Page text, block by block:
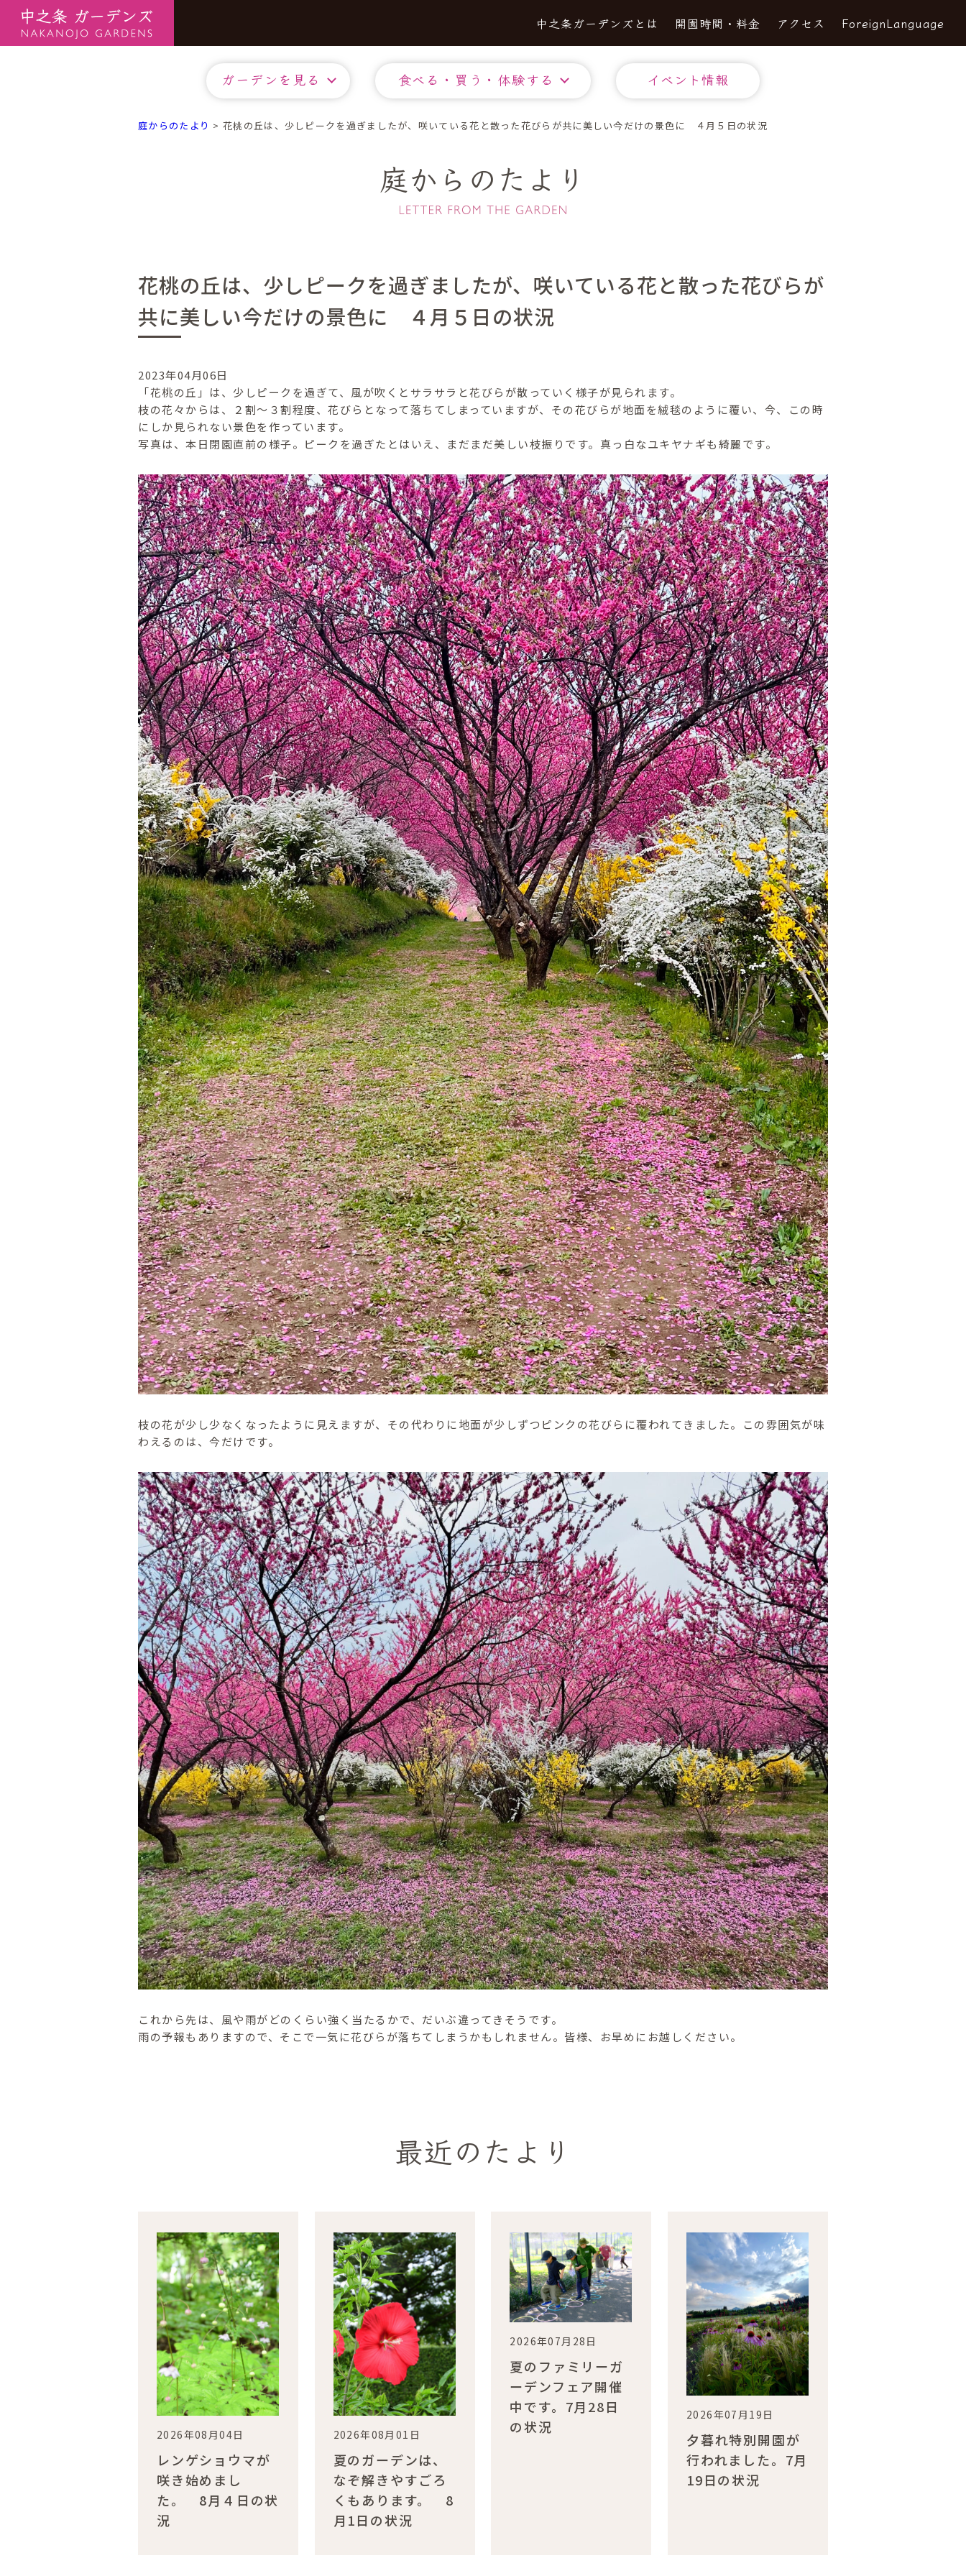
中之条ガーデンズとは 開園時間・料金 アクセス ForeignLanguage
ガーデンを見る 食べる・買う・体験する イベント情報
庭からのたより >花桃の丘は、少しピークを過ぎましたが、咲いている花と散った花びらが共に美しい今だけの景色に ４月５日の状況
庭からのたより
花桃の丘は、少しピークを過ぎましたが、咲いている花と散った花びらが
共に美しい今だけの景色に ４月５日の状況
2023年04月06日
「花桃の丘」は、少しピークを過ぎて、風が吹くとサラサラと花びらが散っていく様子が見られます。
枝の花々からは、２割〜３割程度、花びらとなって落ちてしまっていますが、その花びらが地面を絨毯のように覆い、今、この時
にしか見られない景色を作っています。
写真は、本日閉園直前の様子。ピークを過ぎたとはいえ、まだまだ美しい枝振りです。真っ白なユキヤナギも綺麗です。
枝の花が少し少なくなったように見えますが、その代わりに地面が少しずつピンクの花びらに覆われてきました。この雰囲気が味
わえるのは、今だけです。
これから先は、風や雨がどのくらい強く当たるかで、だいぶ違ってきそうです。
雨の予報もありますので、そこで一気に花びらが落ちてしまうかもしれません。皆様、お早めにお越しください。
最近のたより
2026年08月04日
レンゲショウマが
咲き始めまし
た。 8月４日の状
況
2026年08月01日
夏のガーデンは、
なぞ解きやすごろ
くもあります。 8
月1日の状況
2026年07月28日
夏のファミリーガ
ーデンフェア開催
中です。7月28日
の状況
2026年07月19日
夕暮れ特別開園が
行われました。7月
19日の状況